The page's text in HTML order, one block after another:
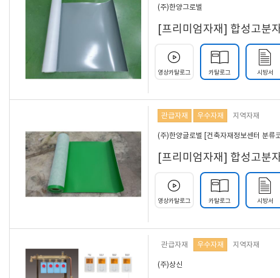
(주)한양그로벌
[프리미엄자재] 합성고
영상카탈로그 카탈로그 시방서
관급자재 우수자재 지역자재
(주)한양글로벌 [건축자재정보센터 분류
[프리미엄자재] 합성고
영상카탈로그 카탈로그 시방서
관급자재 우수자재 지역자재
(주)상신